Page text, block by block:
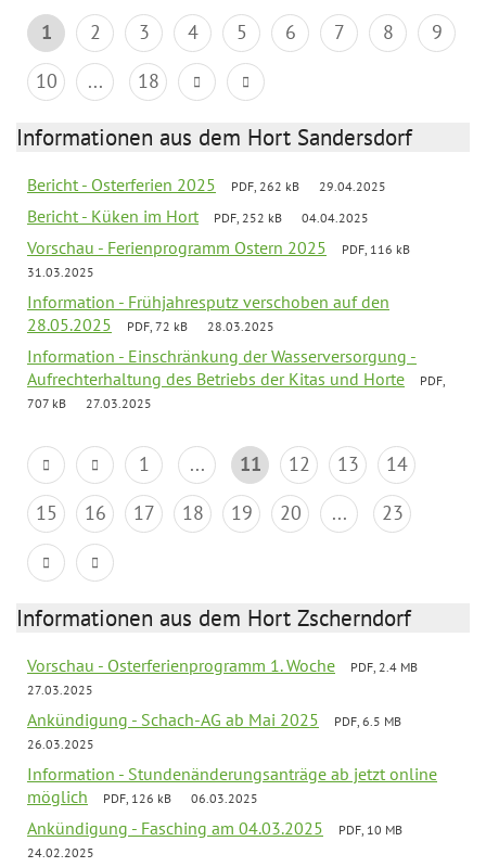
1 2 3 4 5 6 7 8
9
10
... 18
Informationen aus dem Hort Sandersdorf
Bericht - Osterferien 2025 PDF, 262 kB 29.04.2025
Bericht - Küken im Hort PDF, 252 kB 04.04.2025
Vorschau - Ferienprogramm Ostern 2025
PDF, 116 kB
31.03.2025
Information - Frühjahresputz verschoben auf den
28.05.2025
PDF, 72 kB 28.03.2025
Information - Einschränkung der Wasserversorgung -
Aufrechterhaltung des Betriebs der Kitas und Horte
PDF,
707 kB
27.03.2025
1 ... 11 12 13
14
15
16 17 18 19 20 ... 23
Informationen aus dem Hort Zscherndorf
Vorschau - Osterferienprogramm 1. Woche
PDF, 2.4 MB
27.03.2025
Ankündigung - Schach-AG ab Mai 2025
PDF, 6.5 MB
26.03.2025
Information - Stundenänderungsanträge ab jetzt online
möglich
PDF, 126 kB 06.03.2025
Ankündigung - Fasching am 04.03.2025
PDF, 10 MB
24.02.2025